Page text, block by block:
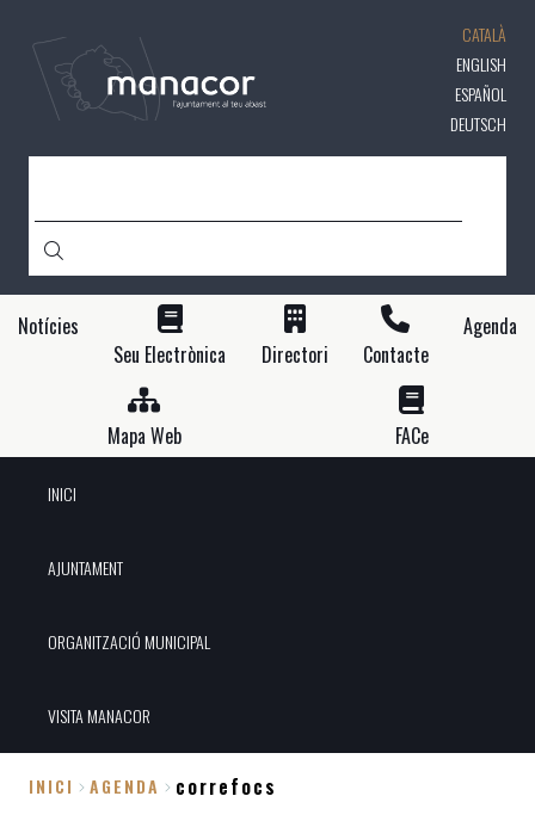
contingut
CATALÀ
ENGLISH
ESPAÑOL
DEUTSCH
Notícies
Seu Electrònica
Directori Contacte
Agenda
Mapa Web FACe
INICI
AJUNTAMENT
ORGANITZACIÓ MUNICIPAL
VISITA MANACOR
INICI AGENDA correfocs